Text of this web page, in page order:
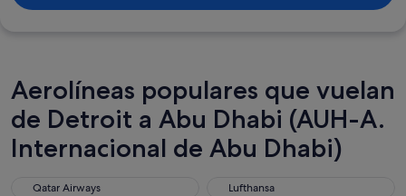
Aerolíneas populares que vuelan
de Detroit a Abu Dhabi (AUH-A.
Internacional de Abu Dhabi)
Qatar Airways
Qatar Airways Lufthansa
Lufthansa